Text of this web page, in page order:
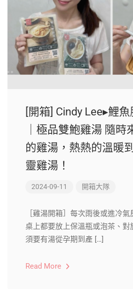
[開箱] Cindy Lee▸鯉
｜極品雙鮑雞湯 隨時
的雞湯，熱熱的溫暖
靈雞湯！
2024-09-11 開箱大隊
［雞湯開箱］每次雨後或進冷
桌上都要放上保溫瓶或泡茶、對
須要有湯從孕期到產 […]
Read More